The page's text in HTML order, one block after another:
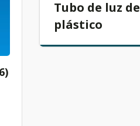
Tubo de luz de
plástico